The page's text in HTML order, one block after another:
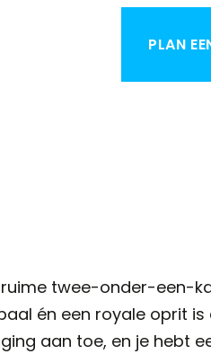
PLAN
twee-onder-een-
én een royale oprit
aan toe, en je hebt